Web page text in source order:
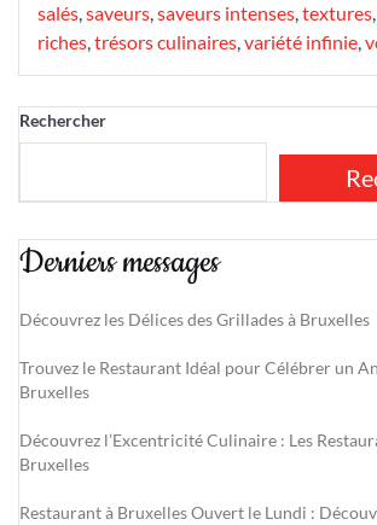
salés,saveurs,saveurs intenses,textures,
riches,trésors culinaires,variété infinie,
Rechercher
Derniers messages
Découvrez les Délices des Grillades à Bruxelles
Trouvez le Restaurant Idéal pour Célébrer un
Bruxelles
Découvrez l’Excentricité Culinaire : Les
Bruxelles
Restaurant à Bruxelles Ouvert le Lundi :